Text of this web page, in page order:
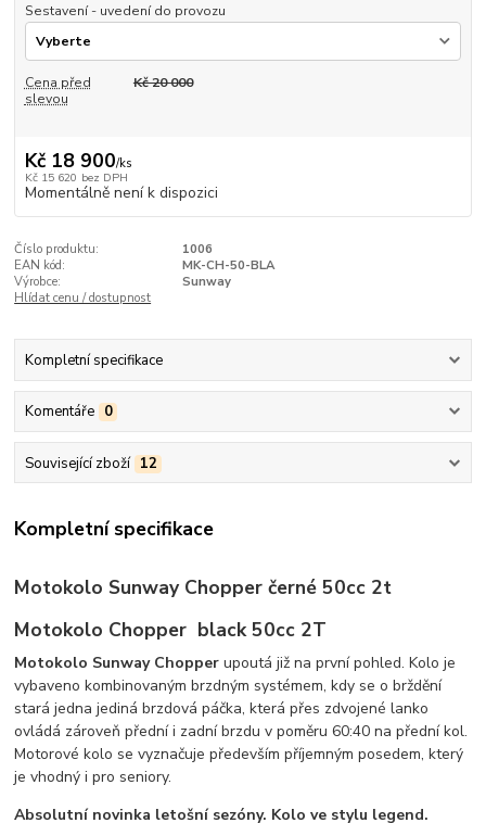
Sestavení - uvedení do provozu
Cena před
slevou
Kč 20 000
Kč 18 900/ks
Kč 15 620 bez DPH
Momentálně není k dispozici
Číslo produktu:
1006
EAN kód:
MK-CH-50-BLA
Výrobce:
Sunway
Hlídat cenu / dostupnost
Kompletní specifikace
Komentáře 0
Související zboží 12
Kompletní specifikace
Motokolo Sunway Chopper černé 50cc 2t
Motokolo Chopper black 50cc 2T
Motokolo Sunway Chopper upoutá již na první pohled. Kolo je
vybaveno kombinovaným brzdným systémem, kdy se o brždění
stará jedna jediná brzdová páčka, která přes zdvojené lanko
ovládá zároveň přední i zadní brzdu v poměru 60:40 na přední kol.
Motorové kolo se vyznačuje především příjemným posedem, který
je vhodný i pro seniory.
Absolutní novinka letošní sezóny. Kolo ve stylu legend.